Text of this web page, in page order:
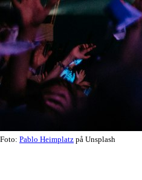
Foto: Pablo Heimplatz på Unsplash